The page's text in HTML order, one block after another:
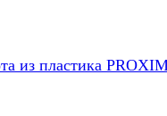
из пластика